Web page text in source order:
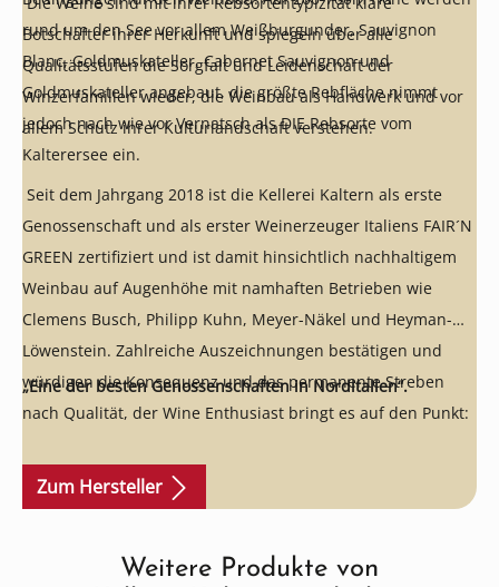
rund um den See vor allem Weißburgunder, Sauvignon
Blanc, Goldmuskateller, Cabernet Sauvignon und
Goldmuskateller angebaut, die größte Rebfläche nimmt
jedoch nach wie vor Vernatsch als DIE Rebsorte vom
Kalterersee ein.
Botschafter ihrer Herkunft und spiegeln über alle
Qualitätsstufen die Sorgfalt und Leidenschaft der
Winzerfamilien wieder, die Weinbau als Handwerk und vor
allem Schutz ihrer Kulturlandschaft verstehen.
Seit dem Jahrgang 2018 ist die Kellerei Kaltern als erste
Genossenschaft und als erster Weinerzeuger Italiens FAIR´N
GREEN zertifiziert und ist damit hinsichtlich nachhaltigem
Weinbau auf Augenhöhe mit namhaften Betrieben wie
Clemens Busch, Philipp Kuhn, Meyer-Näkel und Heyman-
Löwenstein. Zahlreiche Auszeichnungen bestätigen und
würdigen die Konsequenz und das permanente Streben
nach Qualität, der Wine Enthusiast bringt es auf den Punkt:
„Eine der besten Genossenschaften in Norditalien“.
Zum Hersteller
Produktgalerie überspringen
Weitere Produkte von